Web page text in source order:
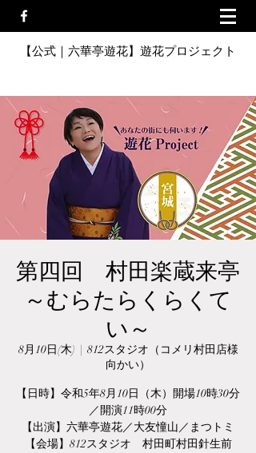
【公式｜六華亭遊花】遊花プロジェクト
第四回 村田楽蔵来亭
～むらたらくらくて
い～
8月10日(木)
  |
812スタジオ（コメリ村田店様
向かい）
【日時】令和5年8月10日（木）開場10時30分
／開演11時00分
【出演】六華亭遊花／大友憧山／まつトミ
【会場】812スタジオ 村田町村田針生前